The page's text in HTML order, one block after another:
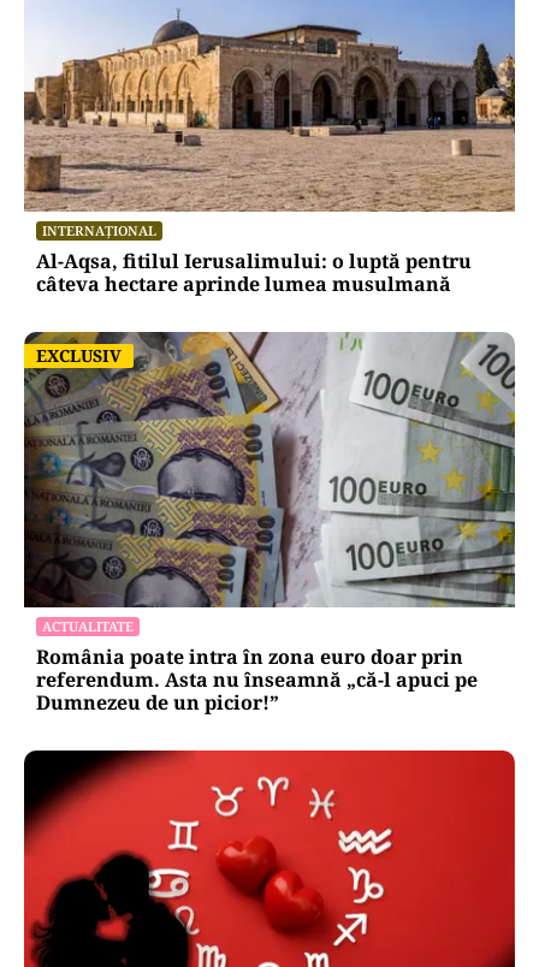
INTERNAȚIONAL
Al-Aqsa, fitilul Ierusalimului: o luptă pentru
câteva hectare aprinde lumea musulmană
EXCLUSIV
EXCLUSIV
ACTUALITATE
România poate intra în zona euro doar prin
referendum. Asta nu înseamnă „că-l apuci pe
Dumnezeu de un picior!”